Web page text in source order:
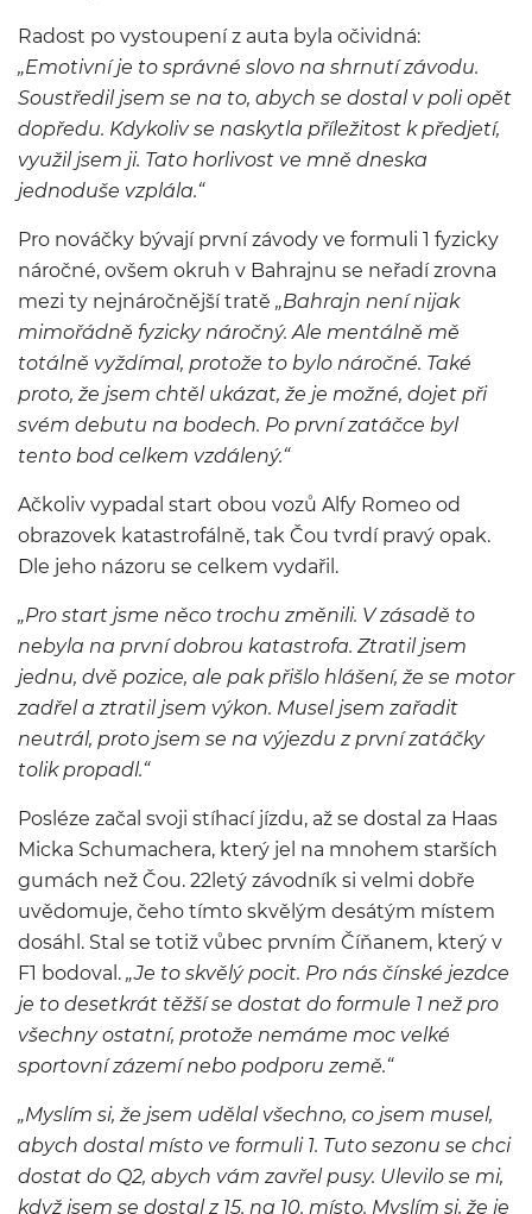
Radost po vystoupení z auta byla očividná:
„Emotivní je to správné slovo na shrnutí závodu.
Soustředil jsem se na to, abych se dostal v poli opět
dopředu. Kdykoliv se naskytla příležitost k předjetí,
využil jsem ji. Tato horlivost ve mně dneska
jednoduše vzplála.“
Pro nováčky bývají první závody ve formuli 1 fyzicky
náročné, ovšem okruh v Bahrajnu se neřadí zrovna
mezi ty nejnáročnější tratě „Bahrajn není nijak
mimořádně fyzicky náročný. Ale mentálně mě
totálně vyždímal, protože to bylo náročné. Také
proto, že jsem chtěl ukázat, že je možné, dojet při
svém debutu na bodech. Po první zatáčce byl
tento bod celkem vzdálený.“
Ačkoliv vypadal start obou vozů Alfy Romeo od
obrazovek katastrofálně, tak Čou tvrdí pravý opak.
Dle jeho názoru se celkem vydařil.
„Pro start jsme něco trochu změnili. V zásadě to
nebyla na první dobrou katastrofa. Ztratil jsem
jednu, dvě pozice, ale pak přišlo hlášení, že se motor
zadřel a ztratil jsem výkon. Musel jsem zařadit
neutrál, proto jsem se na výjezdu z první zatáčky
tolik propadl.“
Posléze začal svoji stíhací jízdu, až se dostal za Haas
Micka Schumachera, který jel na mnohem starších
gumách než Čou. 22letý závodník si velmi dobře
uvědomuje, čeho tímto skvělým desátým místem
dosáhl. Stal se totiž vůbec prvním Číňanem, který v
F1 bodoval. „Je to skvělý pocit. Pro nás čínské jezdce
je to desetkrát těžší se dostat do formule 1 než pro
všechny ostatní, protože nemáme moc velké
sportovní zázemí nebo podporu země.“
„Myslím si, že jsem udělal všechno, co jsem musel,
abych dostal místo ve formuli 1. Tuto sezonu se chci
dostat do Q2, abych vám zavřel pusy. Ulevilo se mi,
když jsem se dostal z 15. na 10. místo. Myslím si, že je